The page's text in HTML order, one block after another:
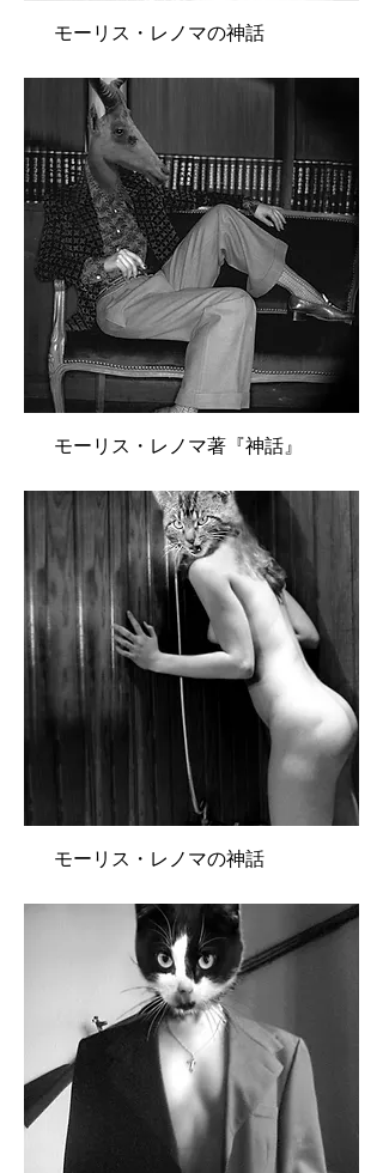
モーリス・レノマの神話
モーリス・レノマ著『神話』
モーリス・レノマの神話